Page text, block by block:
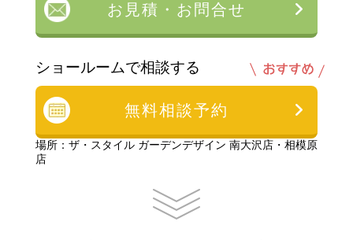
お見積・お問合せ
ショールームで相談する
無料相談予約
場所：ザ・スタイル ガーデンデザイン 南大沢店・相模原
店